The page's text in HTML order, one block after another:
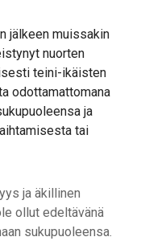
jälkeen muissakin
nuorten
teini-ikäisten
odottamattomana
ja
tai
ja äkillinen
ollut edeltävänä
sukupuoleensa.